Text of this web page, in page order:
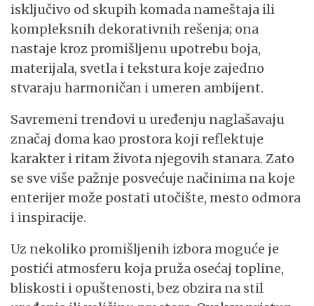
isključivo od skupih komada nameštaja ili
kompleksnih dekorativnih rešenja; ona
nastaje kroz promišljenu upotrebu boja,
materijala, svetla i tekstura koje zajedno
stvaraju harmoničan i umeren ambijent.
Savremeni trendovi u uređenju naglašavaju
značaj doma kao prostora koji reflektuje
karakter i ritam života njegovih stanara. Zato
se sve više pažnje posvećuje načinima na koje
enterijer može postati utočište, mesto odmora
i inspiracije.
Uz nekoliko promišljenih izbora moguće je
postići atmosferu koja pruža osećaj topline,
bliskosti i opuštenosti, bez obzira na stil